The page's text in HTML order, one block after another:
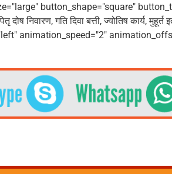
button_shape="square"
निवारण, गति दिवा बत्ती, ज्योतिष कार्य,
animation_speed="2"